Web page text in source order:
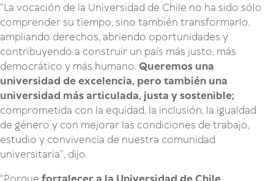
“La vocación de la Universidad de Chile no ha sido sólo
comprender su tiempo, sino también transformarlo,
ampliando derechos, abriendo oportunidades y
contribuyendo a construir un país más justo, más
democrático y más humano. Queremos una
universidad de excelencia, pero también una
universidad más articulada, justa y sostenible;
comprometida con la equidad, la inclusión, la igualdad
de género y con mejorar las condiciones de trabajo,
estudio y convivencia de nuestra comunidad
universitaria”, dijo.